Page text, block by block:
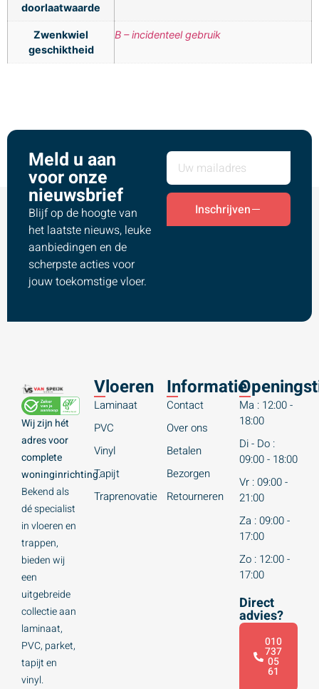
doorlaatwaarde
Zwenkwiel
geschiktheid
B – incidenteel gebruik
Meld u aan
voor onze
nieuwsbrief
Blijf op de hoogte van
het laatste nieuws, leuke
aanbiedingen en de
scherpste acties voor
jouw toekomstige vloer.
Inschrijven
Wij zijn hét
adres voor
complete
woninginrichting.
Bekend als
dé specialist
in vloeren en
trappen,
bieden wij
een
uitgebreide
collectie aan
laminaat,
PVC, parket,
tapijt en
vinyl.
Vloeren
Laminaat
PVC
Vinyl
Tapijt
Traprenovatie
Informatie
Contact
Over ons
Betalen
Bezorgen
Retourneren
Ma : 12:00 -
18:00
Di - Do :
09:00 - 18:00
Vr : 09:00 -
21:00
Za : 09:00 -
17:00
Zo : 12:00 -
17:00
Direct
advies?
010
737
05
61